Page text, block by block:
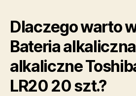
Dlaczego warto
Bateria
alkaliczne
LR20 20 szt.?